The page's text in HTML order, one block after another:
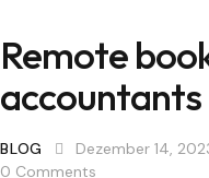
Remote
accountants
BLOG Dezember 14,
0 Comments